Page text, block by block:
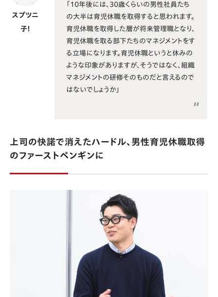
スプツニ
子！
「10年後には、30歳くらいの男性社員たち
の大半は育児休職を取得すると思われます。
育児休職を取得した層が将来管理職となり、
育児休職を取る部下たちのマネジメントをす
る立場になります。育児休職というと休みの
ような印象がありますが、そうではなく、組織
マネジメントの研修そのものだと言えるので
はないでしょうか」
上司の快諾で消えたハードル、男性育児休職取得
のファーストペンギンに